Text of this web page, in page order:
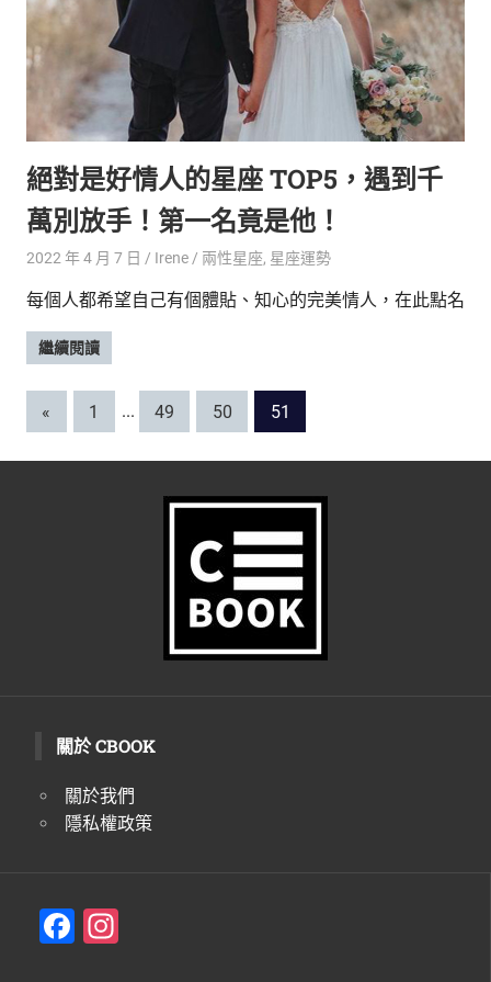
絕對是好情人的星座 TOP5，遇到千
萬別放手！第一名竟是他！
2022 年 4 月 7 日 Irene 兩性星座, 星座運勢
每個人都希望自己有個體貼、知心的完美情人，在此點名
繼續閱讀
文
章
« Previous
Posts
1 ... 49 50 51
關於 CBOOK
關於我們
隱私權政策
F